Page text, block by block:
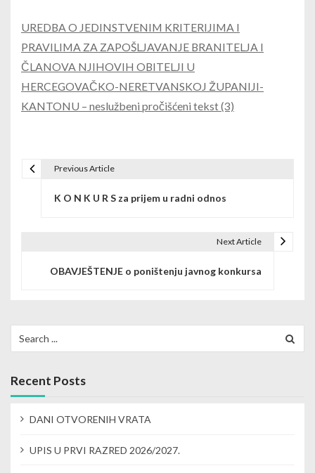
UREDBA O JEDINSTVENIM KRITERIJIMA I
PRAVILIMA ZA ZAPOŠLJAVANJE BRANITELJA I
ČLANOVA NJIHOVIH OBITELJI U
HERCEGOVAČKO-NERETVANSKOJ ŽUPANIJI-
KANTONU – neslužbeni pročišćeni tekst (3)
v
i
g
i
Previous Article
K O N K U R S za prijem u radni odnos
Next Article
OBAVJEŠTENJE o poništenju javnog konkursa
for:
Recent Posts
DANI OTVORENIH VRATA
UPIS U PRVI RAZRED 2026/2027.